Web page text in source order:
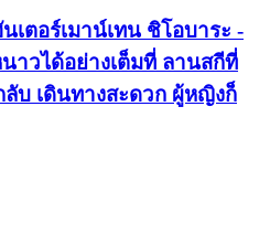
เตอร์เมาน์เทน ชิโอบาระ -
าวได้อย่างเต็มที่ ลานสกีที่
ลับ เดินทางสะดวก ผู้หญิงก็